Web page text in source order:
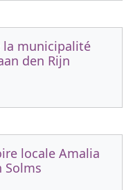
la municipalité
den Rijn
locale Amalia
Solms